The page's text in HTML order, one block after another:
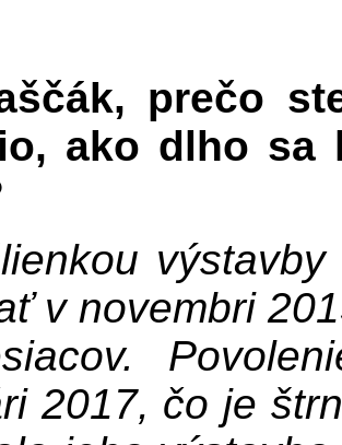
prečo
ako dlho sa
v novembri
2017, čo je